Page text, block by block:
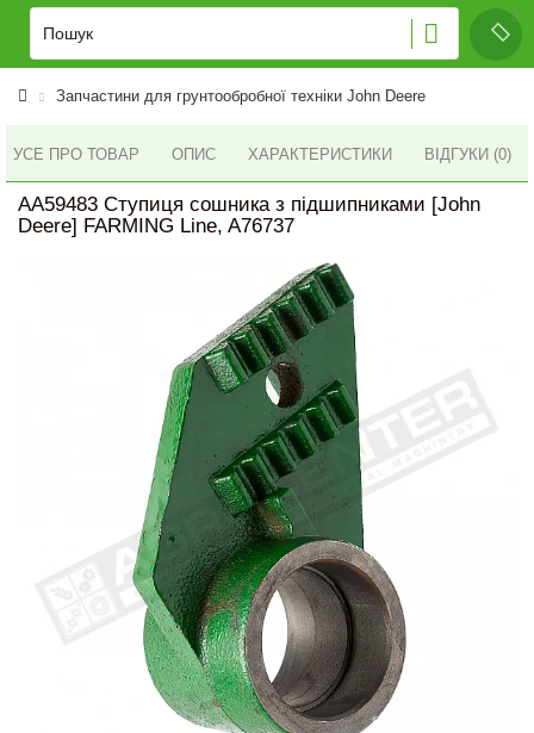
Запчастини для грунтообробної техніки John Deere
УСЕ ПРО ТОВАР ОПИС ХАРАКТЕРИСТИКИ ВІДГУКИ (0)
AA59483 Ступиця сошника з підшипниками [John
Deere] FARMING Line, A76737